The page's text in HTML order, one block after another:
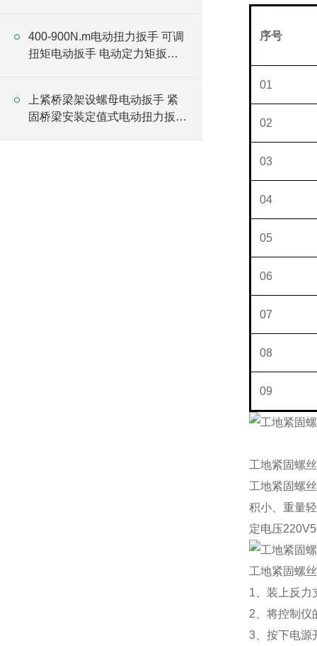
400-900N.m电动扭力扳手 可调
扭矩电动扳手 电动定力矩扳手
上紧桥梁架设螺母电动扳手 紧
固桥梁安装定值式电动扭力扳手
序号
01
02
03
04
05
06
07
08
09
工地紧固螺
工地紧固螺
积小、重量
定电压
工地紧固螺
1、装上反力
2、将控制仪
3、按下电源